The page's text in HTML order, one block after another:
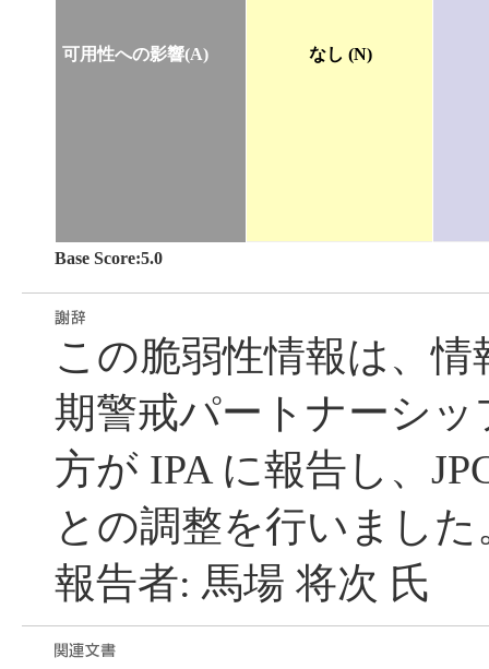
可用性への影響(A) なし (N)
Base Score:5.0
この脆弱性情報は、
期警戒パートナーシ
方が IPA に報告し、
との調整を行いました
報告者: 馬場 将次 氏